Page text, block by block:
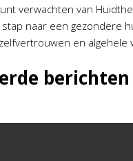
verwachten van
naar een gezondere
en algehele
berichten